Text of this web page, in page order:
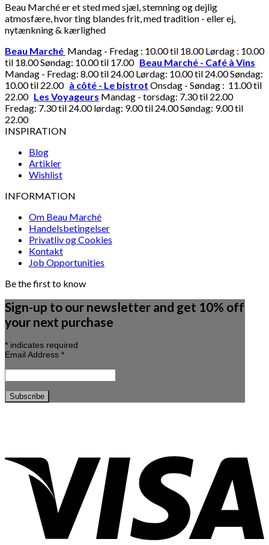
Beau Marché er et sted med sjæl, stemning og dejlig
atmosfære, hvor ting blandes frit, med tradition - eller ej,
nytænkning & kærlighed
Beau Marché Mandag - Fredag : 10.00 til 18.00 Lørdag : 10.00
til 18.00 Søndag: 10.00 til 17.00 Beau Marché - Café à Vins
Mandag - Fredag: 8.00 til 24.00 Lørdag: 10.00 til 24.00 Søndag:
10.00 til 22.00 à côté - Le bistrot Onsdag - Søndag : 11.00 til
22.00 Les Voyageurs Mandag - torsdag: 7.30 til 22.00
Fredag: 7.30 til 24.00 lørdag: 9.00 til 24.00 Søndag: 9.00 til
22.00
INSPIRATION
Blog
Artikler
Wishlist
INFORMATION
Om Beau Marché
Handelsbetingelser
Privatliv og Cookies
Kontakt
Job Opportunities
Be the first to know
Sign-up to our newsletter and get 10% off
your next purchase
* indicates required
Email Address *